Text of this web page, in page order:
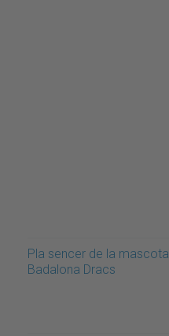
Pla sencer de la
Badalona Dracs